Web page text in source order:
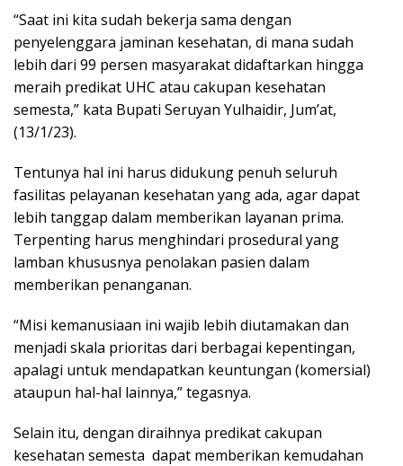
“Saat ini kita sudah bekerja sama dengan
penyelenggara jaminan kesehatan, di mana sudah
lebih dari 99 persen masyarakat didaftarkan hingga
meraih predikat UHC atau cakupan kesehatan
semesta,” kata Bupati Seruyan Yulhaidir, Jum’at,
(13/1/23).
Tentunya hal ini harus didukung penuh seluruh
fasilitas pelayanan kesehatan yang ada, agar dapat
lebih tanggap dalam memberikan layanan prima.
Terpenting harus menghindari prosedural yang
lamban khususnya penolakan pasien dalam
memberikan penanganan.
“Misi kemanusiaan ini wajib lebih diutamakan dan
menjadi skala prioritas dari berbagai kepentingan,
apalagi untuk mendapatkan keuntungan (komersial)
ataupun hal-hal lainnya,” tegasnya.
Selain itu, dengan diraihnya predikat cakupan
kesehatan semesta dapat memberikan kemudahan